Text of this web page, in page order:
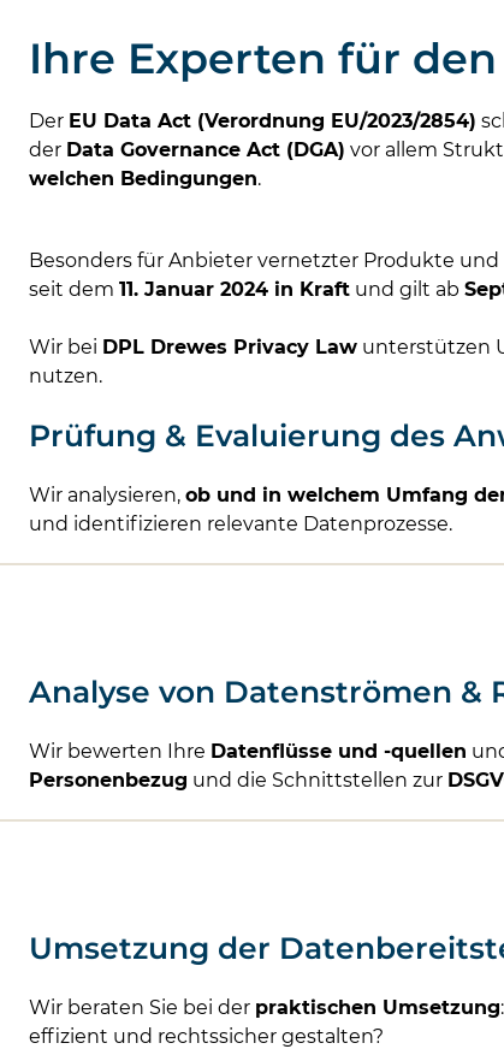
Ihre Experten für
Der EU Data Act (Verordnung EU/2023/2854)
der Data Governance Act (DGA) vor allem
welchen Bedingungen.
Besonders für Anbieter vernetzter Produkte
seit dem 11. Januar 2024 in Kraft und gilt ab
Wir bei DPL Drewes Privacy Law unterstützen
nutzen.
Prüfung & Evaluierung des
Wir analysieren, ob und in welchem Umfang
und identifizieren relevante Datenprozesse.
Analyse von Datenströmen &
Wir bewerten Ihre Datenflüsse und -quellen
Personenbezug und die Schnittstellen zur
Umsetzung der
Wir beraten Sie bei der praktischen Umsetzung
effizient und rechtssicher gestalten?